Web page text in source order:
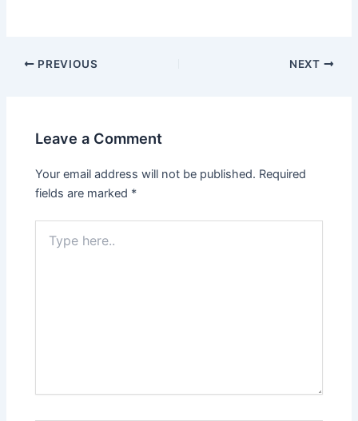
PREVIOUS NEXT
Leave a Comment
Your email address will not be published. Required
fields are marked *
here..